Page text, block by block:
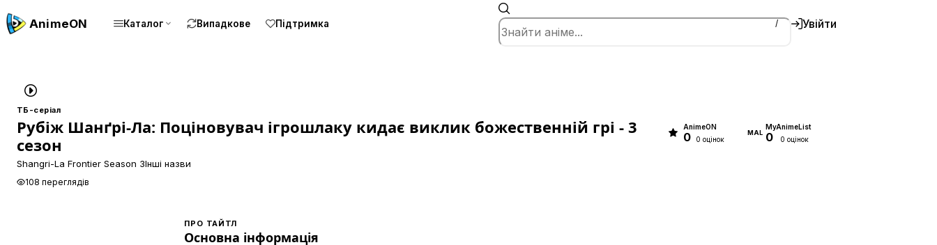
AnimeON Каталог Випадкове Підтримка / Увійти
ТБ-серіал
Рубіж Шанґрі-Ла: Поціновувач ігрошлаку кидає виклик божественній грі - 3
сезон
Shangri-La Frontier Season 3Інші назви
108 переглядів
AnimeON
0 0 оцінок
MAL
MyAnimeList
0 0 оцінок
ПРО ТАЙТЛ
Основна інформація